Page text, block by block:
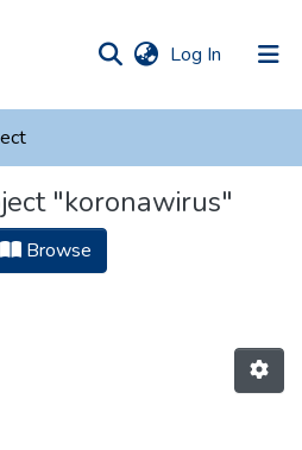
Log In (current)
"koronawirus"
Browse